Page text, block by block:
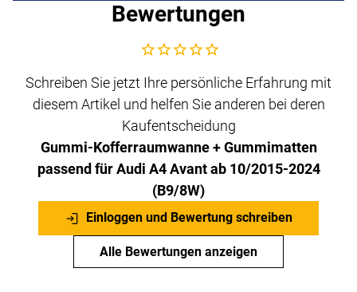
Bewertungen
Noch keine Bewertungen abgegeben
Schreiben Sie jetzt Ihre persönliche Erfahrung mit
diesem Artikel und helfen Sie anderen bei deren
Kaufentscheidung
Gummi-Kofferraumwanne + Gummimatten
passend für Audi A4 Avant ab 10/2015-2024
(B9/8W)
Einloggen und Bewertung schreiben
Alle Bewertungen anzeigen